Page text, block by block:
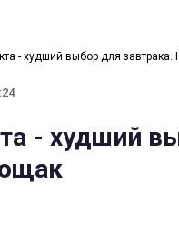
- худший выбор для завтрака.
- худший